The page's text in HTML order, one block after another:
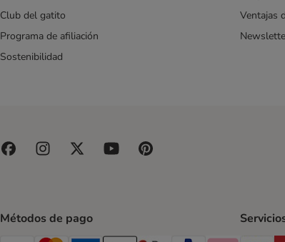
Club del gatito
Programa de afiliación
Sostenibilidad
Ventajas
Métodos de pago